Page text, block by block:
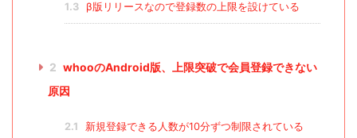
1.3 β版リリースなので登録数の上限を設けている
2 whooのAndroid版、上限突破で会員登録できない
原因
2.1 新規登録できる人数が10分ずつ制限されている